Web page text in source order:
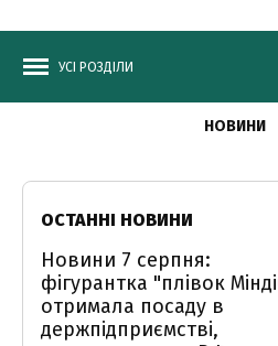
УСІ РОЗДІЛИ
НОВИНИ
ОСТАННІ НОВИНИ
Новини 7 серпня:
фігурантка "плівок
отримала посаду в
держпідприємстві,